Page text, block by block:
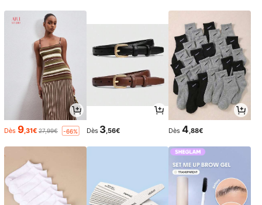
Dès 9,31€ 27,99€ -66% Dès 3,56€ Dès 4,88€